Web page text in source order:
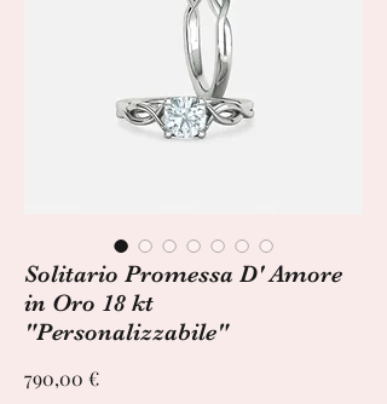
Solitario Promessa D' Amore
in Oro 18 kt
"Personalizzabile"
790,00 €Prezzo